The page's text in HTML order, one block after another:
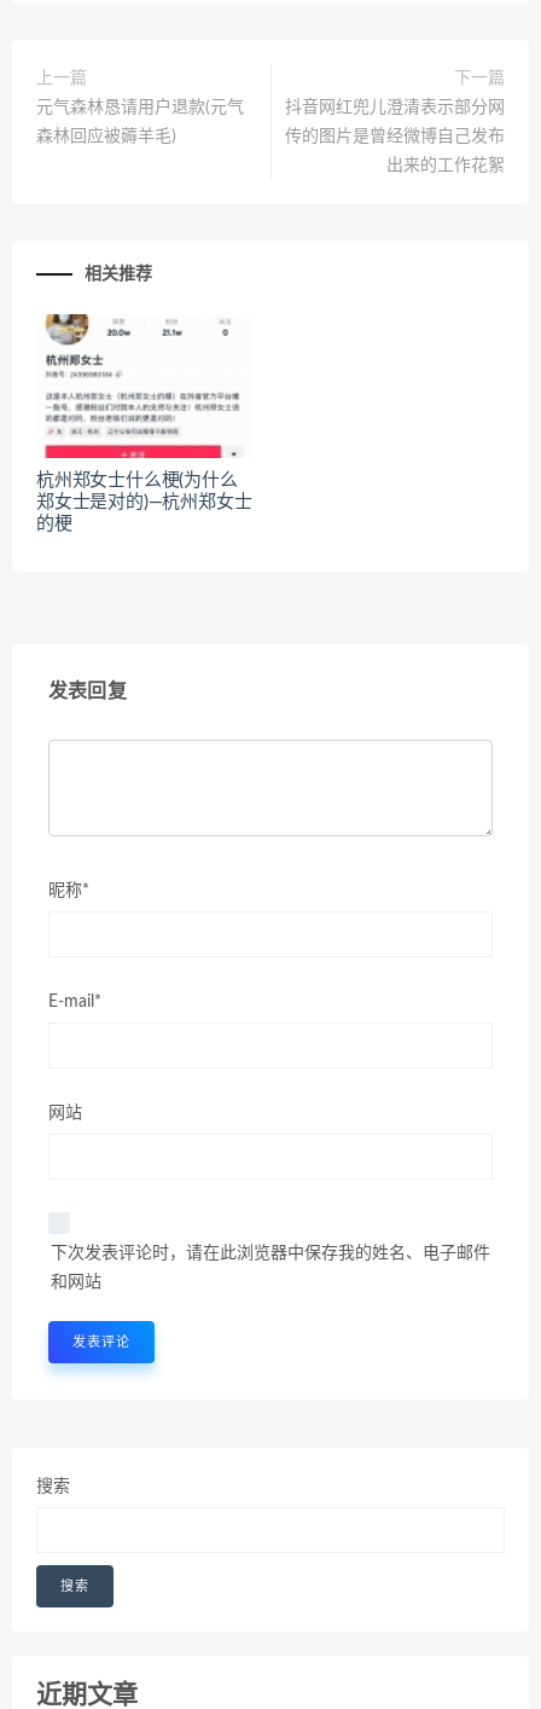
上一篇
元气森林恳请用户退款(元气
森林回应被薅羊毛)
下一篇
抖音网红兜儿澄清表示部分网
传的图片是曾经微博自己发布
出来的工作花絮
相关推荐
杭州郑女士什么梗(为什么
郑女士是对的)—杭州郑女士
的梗
发表回复
昵称*
E-mail*
网站
下次发表评论时，请在此浏览器中保存我的姓名、电子邮件
和网站
搜索
搜索
近期文章